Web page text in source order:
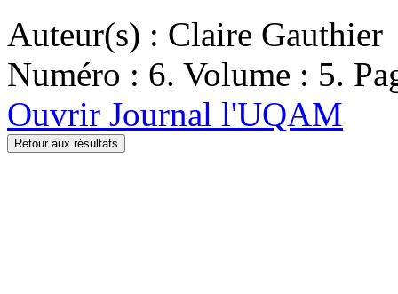
Auteur(s) : Claire Gauthier
Numéro : 6. Volume : 5.
Ouvrir Journal l'UQAM
Retour aux résultats